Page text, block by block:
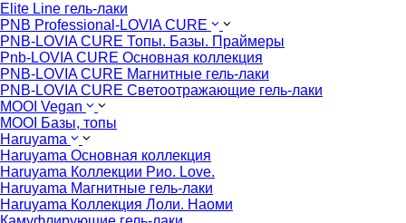
Elite Line гель-лаки
PNB Professional-LOVIA CURE
PNB-LOVIA CURE Топы. Базы. Праймеры
Pnb-LOVIA CURE Основная коллекция
PNB-LOVIA CURE Магнитные гель-лаки
PNB-LOVIA CURE Cветоотражающие гель-лаки
MOOI Vegan
MOOI Базы, топы
Haruyama
Haruyama Основная коллекция
Haruyama Коллекции Рио. Love.
Haruyama Магнитные гель-лаки
Haruyama Коллекция Лоли. Наоми